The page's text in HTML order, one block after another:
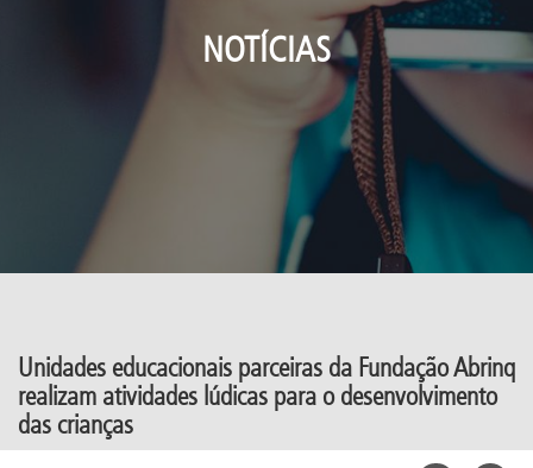
NOTÍCIAS
Unidades educacionais parceiras da Fundação Abrinq
realizam atividades lúdicas para o desenvolvimento
das crianças